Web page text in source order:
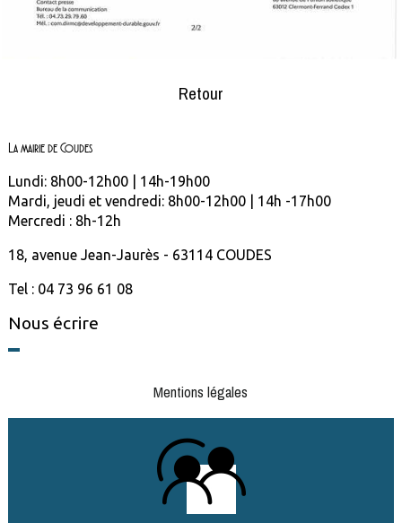
Retour
La mairie de Coudes
Lundi: 8h00-12h00 | 14h-19h00
Mardi, jeudi et vendredi: 8h00-12h00 | 14h -17h00
Mercredi : 8h-12h
18, avenue Jean-Jaurès - 63114 COUDES
Tel : 04 73 96 61 08
Nous écrire
Mentions légales